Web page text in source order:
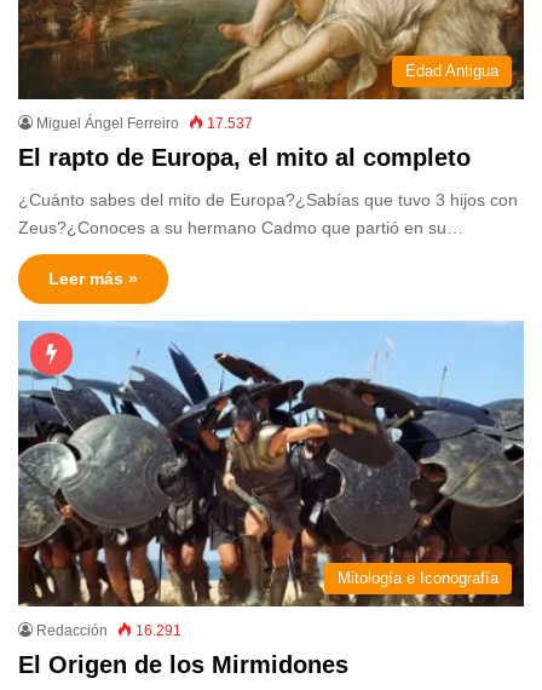
Edad Antigua
Miguel Ángel Ferreiro 17.537
El rapto de Europa, el mito al completo
¿Cuánto sabes del mito de Europa?¿Sabías que tuvo 3 hijos con
Zeus?¿Conoces a su hermano Cadmo que partió en su…
Leer más »
Mitología e Iconografía
Redacción 16.291
El Origen de los Mirmidones